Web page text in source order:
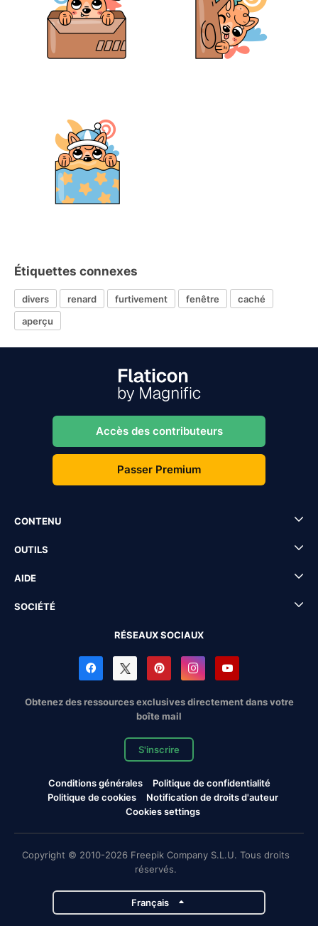
Étiquettes connexes
divers renard furtivement fenêtre
caché
aperçu
Accès des contributeurs
Passer Premium
CONTENU
OUTILS
AIDE
SOCIÉTÉ
RÉSEAUX SOCIAUX
Obtenez des ressources exclusives directement dans votre
boîte mail
S'inscrire
Conditions générales
Politique de confidentialité
Politique de cookies
Notification de droits d'auteur
Cookies settings
Copyright © 2010-2026 Freepik Company S.L.U. Tous droits
réservés.
Français